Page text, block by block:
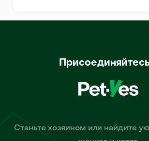
Станьте хозяином или найдите